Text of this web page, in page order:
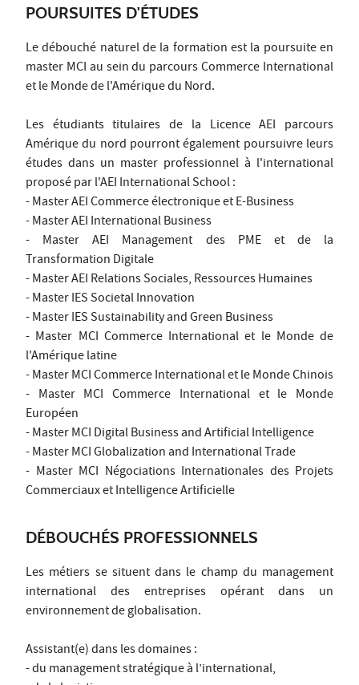
POURSUITES D'ÉTUDES
Le débouché naturel de la formation est la poursuite en
master MCI au sein du parcours Commerce International
et le Monde de l'Amérique du Nord.
Les étudiants titulaires de la Licence AEI parcours
Amérique du nord pourront également poursuivre leurs
études dans un master professionnel à l'international
proposé par l'AEI International School :
- Master AEI Commerce électronique et E-Business
- Master AEI International Business
- Master AEI Management des PME et de la
Transformation Digitale
- Master AEI Relations Sociales, Ressources Humaines
- Master IES Societal Innovation
- Master IES Sustainability and Green Business
- Master MCI Commerce International et le Monde de
l'Amérique latine
- Master MCI Commerce International et le Monde Chinois
- Master MCI Commerce International et le Monde
Européen
- Master MCI Digital Business and Artificial Intelligence
- Master MCI Globalization and International Trade
- Master MCI Négociations Internationales des Projets
Commerciaux et Intelligence Artificielle
DÉBOUCHÉS PROFESSIONNELS
Les métiers se situent dans le champ du management
international des entreprises opérant dans un
environnement de globalisation.
Assistant(e) dans les domaines :
- du management stratégique à l’international,